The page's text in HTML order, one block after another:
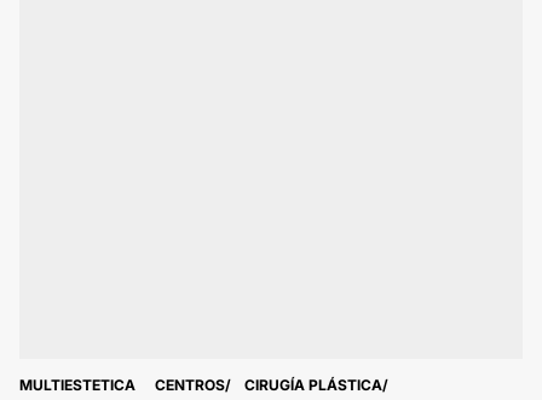
MULTIESTETICA CENTROS
CIRUGÍA PLÁSTICA